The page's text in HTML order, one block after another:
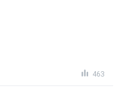
463